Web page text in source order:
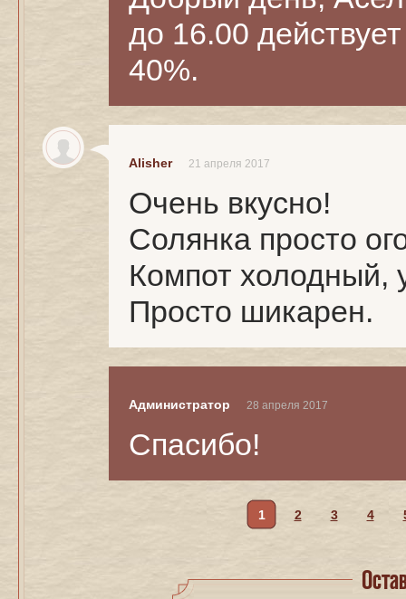
до 16.00
40%.
Alisher 21 апреля 2017
Очень вкусно!
Солянка просто
Компот
Просто шикарен.
Администратор 28 апреля 2017
Спасибо!
1 2 3 4